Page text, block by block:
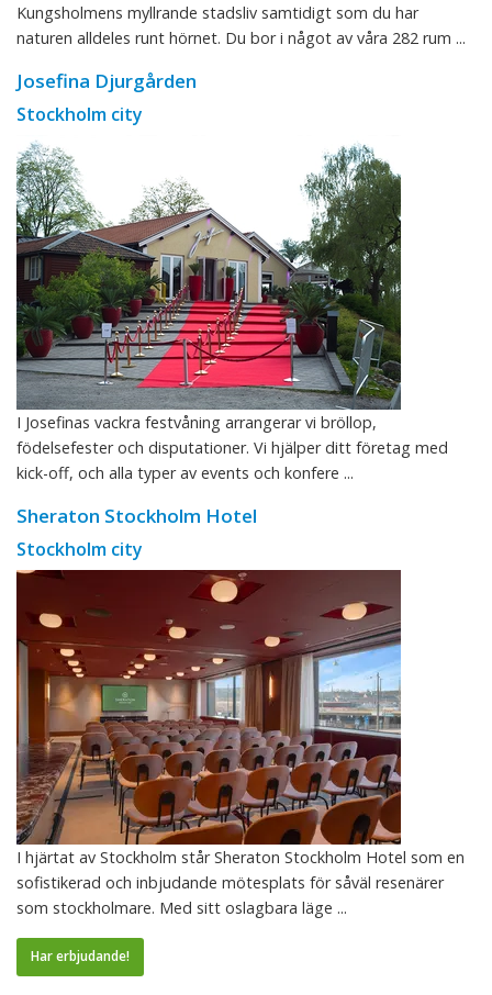
Kungsholmens myllrande stadsliv samtidigt som du har
naturen alldeles runt hörnet. Du bor i något av våra 282 rum ...
Josefina Djurgården
Stockholm city
I Josefinas vackra festvåning arrangerar vi bröllop,
födelsefester och disputationer. Vi hjälper ditt företag med
kick-off, och alla typer av events och konfere ...
Sheraton Stockholm Hotel
Stockholm city
I hjärtat av Stockholm står Sheraton Stockholm Hotel som en
sofistikerad och inbjudande mötesplats för såväl resenärer
som stockholmare. Med sitt oslagbara läge ...
Har erbjudande!